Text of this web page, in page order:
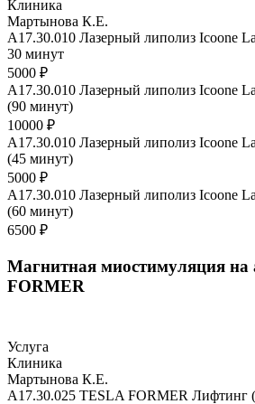
Клиника
Мартынова К.Е.
A17.30.010 Лазерный липолиз Icoone
30 минут
5000 ₽
A17.30.010 Лазерный липолиз Icoone
(90 минут)
10000 ₽
A17.30.010 Лазерный липолиз Icoone
(45 минут)
5000 ₽
A17.30.010 Лазерный липолиз Icoone
(60 минут)
6500 ₽
Магнитная миостимуляция на
FORMER
Услуга
Клиника
Мартынова К.Е.
A17.30.025 TESLA FORMER Лифтинг